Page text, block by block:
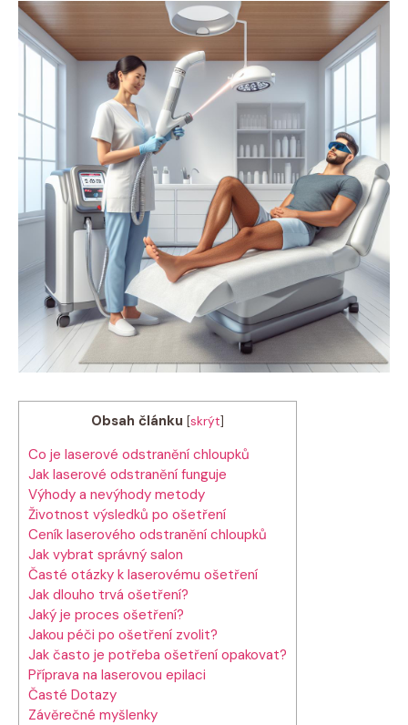
Obsah článku [skrýt]
Co je laserové odstranění chloupků
Jak laserové odstranění funguje
Výhody a nevýhody metody
Životnost výsledků po ošetření
Ceník laserového odstranění chloupků
Jak vybrat správný salon
Časté otázky k laserovému ošetření
Jak dlouho trvá ošetření?
Jaký je proces ošetření?
Jakou péči po ošetření zvolit?
Jak často je potřeba ošetření opakovat?
Příprava na laserovou epilaci
Časté Dotazy
Závěrečné myšlenky